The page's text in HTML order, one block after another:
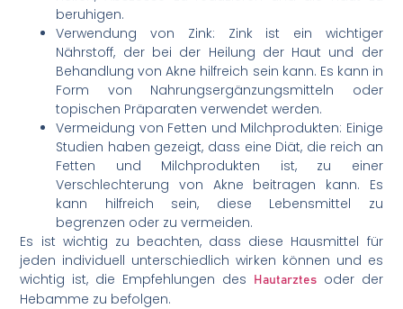
beruhigen.
Verwendung von Zink: Zink ist ein wichtiger
Nährstoff, der bei der Heilung der Haut und der
Behandlung von Akne hilfreich sein kann. Es kann in
Form von Nahrungsergänzungsmitteln oder
topischen Präparaten verwendet werden.
Vermeidung von Fetten und Milchprodukten: Einige
Studien haben gezeigt, dass eine Diät, die reich an
Fetten und Milchprodukten ist, zu einer
Verschlechterung von Akne beitragen kann. Es
kann hilfreich sein, diese Lebensmittel zu
begrenzen oder zu vermeiden.
Es ist wichtig zu beachten, dass diese Hausmittel für
jeden individuell unterschiedlich wirken können und es
wichtig ist, die Empfehlungen des
Hautarztesoder der
Hebamme zu befolgen.